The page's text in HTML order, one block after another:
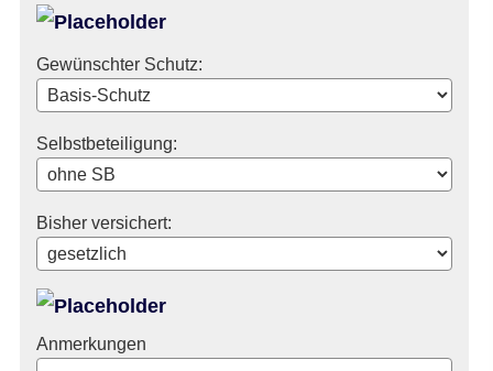
Gewünschter Schutz:
Selbstbeteiligung:
Bisher versichert:
Anmerkungen